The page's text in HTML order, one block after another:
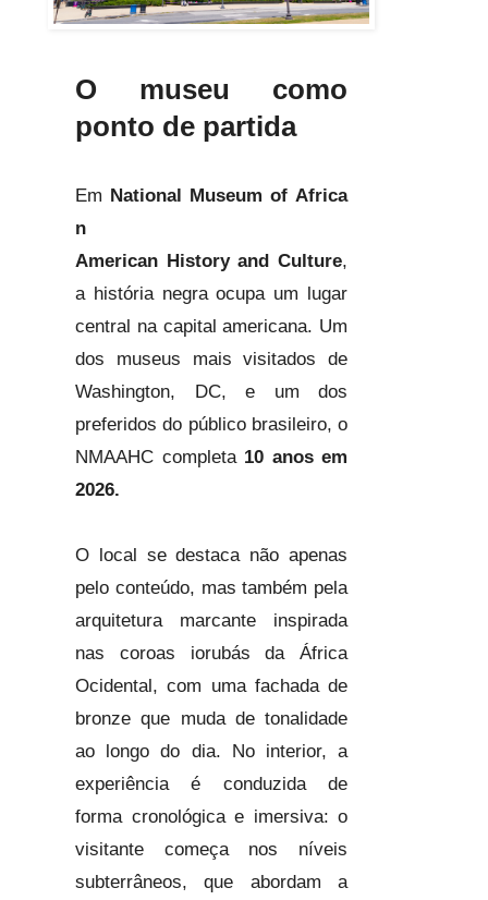
O museu como
ponto de partida
Em National Museum of Africa
n
American History and Culture,
a história negra ocupa um lugar
central na capital americana. Um
dos museus mais visitados de
Washington, DC, e um dos
preferidos do público brasileiro, o
NMAAHC completa 10 anos em
2026.
O local se destaca não apenas
pelo conteúdo, mas também pela
arquitetura marcante inspirada
nas coroas iorubás da África
Ocidental, com uma fachada de
bronze que muda de tonalidade
ao longo do dia. No interior, a
experiência é conduzida de
forma cronológica e imersiva: o
visitante começa nos níveis
subterrâneos, que abordam a